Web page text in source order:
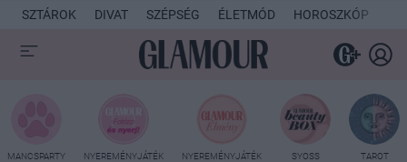
SZTÁROK DIVAT SZÉPSÉG ÉLETMÓD HOROSZKÓP
MANCSPARTY NYEREMÉNYJÁTÉK NYEREMÉNYJÁTÉK SYOSS TAROT